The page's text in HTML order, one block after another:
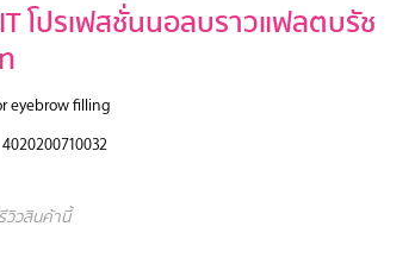
โปรเฟสชั่นนอลบราวแฟลตบรัช
eyebrow filling
4020200710032
วิวสินค้านี้